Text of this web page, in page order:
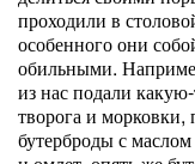
проходили в
особенного они
обильными.
из нас подали
творога и
бутерброды с